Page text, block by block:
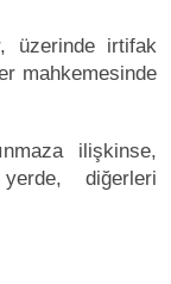
üzerinde irtifak
mahkemesinde
ilişkinse,
diğerleri